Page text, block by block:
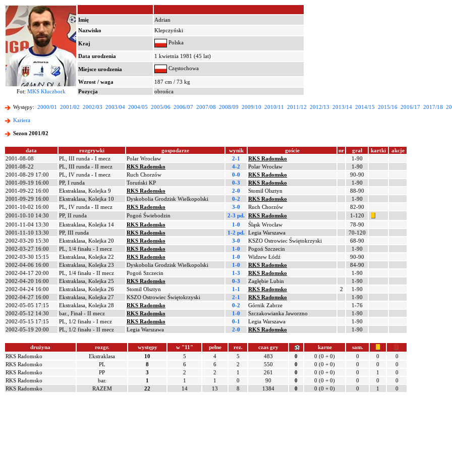
Imię
Adrian
Nazwisko
Klepczyński
Kraj Polska
Data urodzenia 1 kwietnia 1981 (45 lat)
Miejsce urodzenia Częstochowa
Wzrost / waga
187 cm / 73 kg
Fot: MKS Kluczbork Pozycja obrońca
Występy: 2000/01 2001/02 2002/03 2003/04 2004/05 2005/06 2006/07 2007/08 2008/09 2009/10 2010/11 2011/12 2012/13 2013/14 2014/15 2015/16 2016/17 2017/18
Kariera
Sezon 2001/02
data rozgrywki gospodarze wynik goście nr grał kartki
akcje
2001-08-08
PL, III runda - I mecz Polar Wrocław 2-1 RKS Radomsko
1-90
2001-08-22
PL, III runda - II mecz RKS Radomsko 4-2 Polar Wrocław
1-90
2001-08-29 17:00
PL, IV runda - I mecz Ruch Chorzów 0-0 RKS Radomsko
90-90
2001-09-19 16:00
PP, I runda Toruński KP 0-3 RKS Radomsko
1-90
2001-09-22 16:00
Ekstraklasa, Kolejka 9 RKS Radomsko 2-0 Stomil Olsztyn
88-90
2001-09-29 16:00
Ekstraklasa, Kolejka 10 Dyskobolia Grodzisk Wielkopolski 0-2 RKS Radomsko
1-90
2001-10-02 16:00
PL, IV runda - II mecz RKS Radomsko 3-0 Ruch Chorzów
82-90
2001-10-10 14:30
PP, II runda Pogoń Świebodzin 2-3 pd. RKS Radomsko
1-120
2001-11-04 13:30
Ekstraklasa, Kolejka 14 RKS Radomsko 1-0 Śląsk Wrocław
78-90
2001-11-10 13:30
PP, III runda RKS Radomsko 1-2 pd. Legia Warszawa
70-120
2002-03-20 15:30
Ekstraklasa, Kolejka 20 RKS Radomsko 3-0 KSZO Ostrowiec Świętokrzyski
68-90
2002-03-27 16:00
PL, 1/4 finału - I mecz RKS Radomsko 1-0 Pogoń Szczecin
1-90
2002-03-30 15:15
Ekstraklasa, Kolejka 22 RKS Radomsko 1-0 Widzew Łódź
90-90
2002-04-06 16:00
Ekstraklasa, Kolejka 23 Dyskobolia Grodzisk Wielkopolski 1-0 RKS Radomsko
84-90
2002-04-17 20:00
PL, 1/4 finału - II mecz Pogoń Szczecin 1-3 RKS Radomsko
1-90
2002-04-20 16:00
Ekstraklasa, Kolejka 25 RKS Radomsko 0-3 Zagłębie Lubin
1-90
2002-04-24 16:00
Ekstraklasa, Kolejka 26 Stomil Olsztyn 1-1 RKS Radomsko 2
1-90
2002-04-27 16:00
Ekstraklasa, Kolejka 27 KSZO Ostrowiec Świętokrzyski 2-1 RKS Radomsko
1-90
2002-05-05 17:15
Ekstraklasa, Kolejka 28 RKS Radomsko 0-2 Górnik Zabrze
1-76
2002-05-12 14:30
bar., Finał - II mecz RKS Radomsko 1-0 Szczakowianka Jaworzno
1-90
2002-05-15 17:15
PL, 1/2 finału - I mecz RKS Radomsko 0-1 Legia Warszawa
1-90
2002-05-19 20:00
PL, 1/2 finału - II mecz Legia Warszawa 2-0 RKS Radomsko 1-90
drużyna rozgr. występy w "11" pełne rez. czas gry karne
sam.
RKS Radomsko
Ekstraklasa 10 5 4 5 483 0 0 (0 + 0) 0 0
0
RKS Radomsko
PL 8 6 6 2 550 0 0 (0 + 0) 0 0
0
RKS Radomsko
PP 3 2 2 1 261 0 0 (0 + 0) 0 1
0
RKS Radomsko
bar. 1 1 1 0 90 0 0 (0 + 0) 0 0
0
RKS Radomsko
RAZEM 22 14 13 8 1384 0 0 (0 + 0) 0 1 0